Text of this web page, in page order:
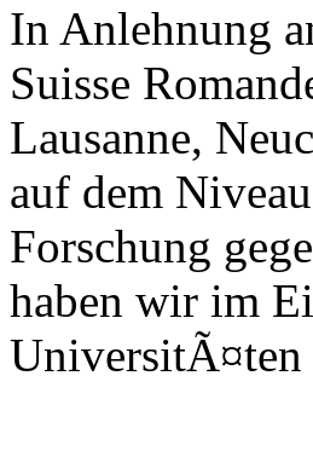
In Anlehnung
Suisse
Lausanne,
auf dem
Forschung
haben wir im